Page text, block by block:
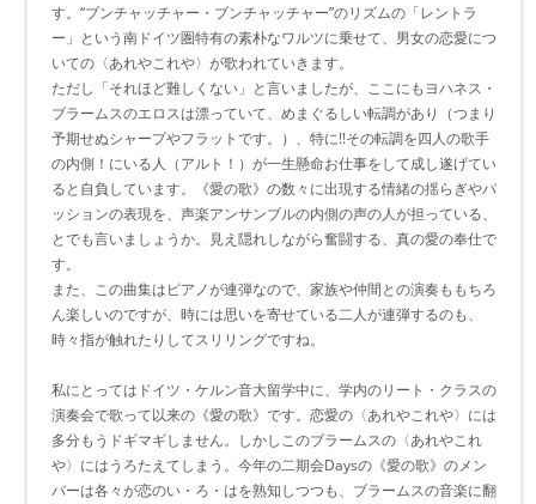
す。“ブンチャッチャー・ブンチャッチャー”のリズムの「レントラ
ー」という南ドイツ圏特有の素朴なワルツに乗せて、男女の恋愛につ
いての〈あれやこれや〉が歌われていきます。
ただし「それほど難しくない」と言いましたが、ここにもヨハネス・
ブラームスのエロスは漂っていて、めまぐるしい転調があり（つまり
予期せぬシャープやフラットです。）、特に!!その転調を四人の歌手
の内側！にいる人（アルト！）が一生懸命お仕事をして成し遂げてい
ると自負しています。《愛の歌》の数々に出現する情緒の揺らぎやパ
ッションの表現を、声楽アンサンブルの内側の声の人が担っている、
とでも言いましょうか。見え隠れしながら奮闘する、真の愛の奉仕で
す。
また、この曲集はピアノが連弾なので、家族や仲間との演奏ももちろ
ん楽しいのですが、時には思いを寄せている二人が連弾するのも、
時々指が触れたりしてスリリングですね。
私にとってはドイツ・ケルン音大留学中に、学内のリート・クラスの
演奏会で歌って以来の《愛の歌》です。恋愛の〈あれやこれや〉には
多分もうドギマギしません。しかしこのブラームスの〈あれやこれ
や〉にはうろたえてしまう。今年の二期会Daysの《愛の歌》のメン
バーは各々が恋のい・ろ・はを熟知しつつも、ブラームスの音楽に翻